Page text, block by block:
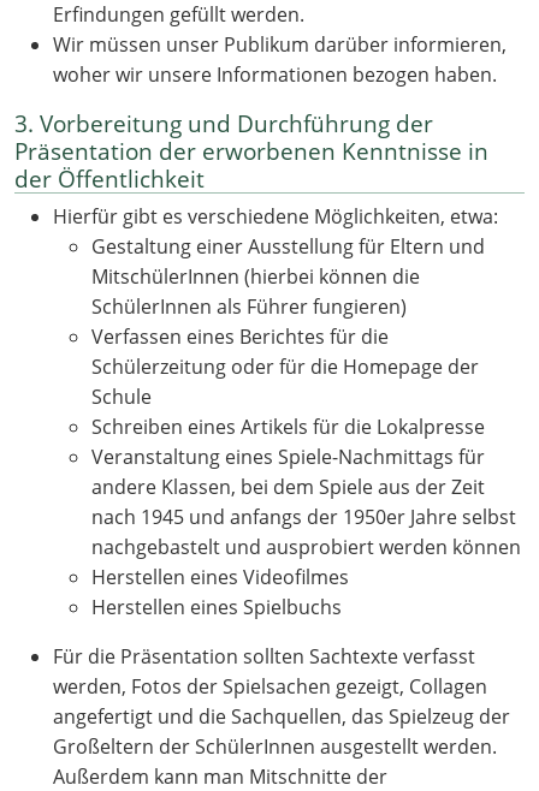
Erfindungen gefüllt werden.
Wir müssen unser Publikum darüber informieren,
woher wir unsere Informationen bezogen haben.
3. Vorbereitung und Durchführung der
Präsentation der erworbenen Kenntnisse in
der Öffentlichkeit
Hierfür gibt es verschiedene Möglichkeiten, etwa:
Gestaltung einer Ausstellung für Eltern und
MitschülerInnen (hierbei können die
SchülerInnen als Führer fungieren)
Verfassen eines Berichtes für die
Schülerzeitung oder für die Homepage der
Schule
Schreiben eines Artikels für die Lokalpresse
Veranstaltung eines Spiele-Nachmittags für
andere Klassen, bei dem Spiele aus der Zeit
nach 1945 und anfangs der 1950er Jahre selbst
nachgebastelt und ausprobiert werden können
Herstellen eines Videofilmes
Herstellen eines Spielbuchs
Für die Präsentation sollten Sachtexte verfasst
werden, Fotos der Spielsachen gezeigt, Collagen
angefertigt und die Sachquellen, das Spielzeug der
Großeltern der SchülerInnen ausgestellt werden.
Außerdem kann man Mitschnitte der